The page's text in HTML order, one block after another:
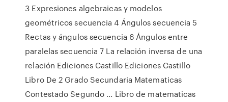
3 Expresiones algebraicas y modelos
geométricos secuencia 4 Ángulos secuencia 5
Rectas y ángulos secuencia 6 Ángulos entre
paralelas secuencia 7 La relación inversa de una
relación Ediciones Castillo Ediciones Castillo
Libro De 2 Grado Secundaria Matematicas
Contestado Segundo ... Libro de matematicas